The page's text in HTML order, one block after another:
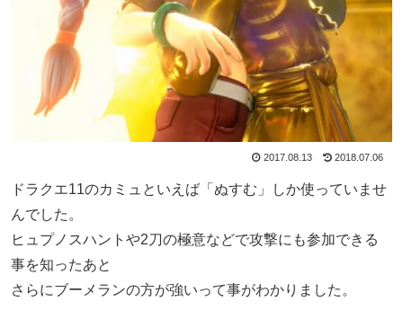
2017.08.13 2018.07.06
ドラクエ11のカミュといえば「ぬすむ」しか使っていませ
んでした。
ヒュプノスハントや2刀の極意などで攻撃にも参加できる
事を知ったあと
さらにブーメランの方が強いって事がわかりました。